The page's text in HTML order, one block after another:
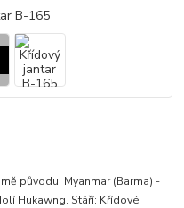
původu: Myanmar (Barma) -
Hukawng. Stáří: Křídové